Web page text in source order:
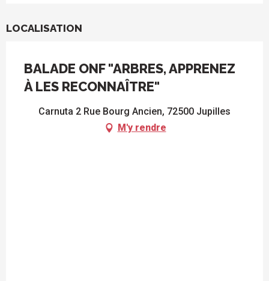
LOCALISATION
BALADE ONF "ARBRES, APPRENEZ
À LES RECONNAÎTRE"
Carnuta 2 Rue Bourg Ancien, 72500 Jupilles
M'y rendre